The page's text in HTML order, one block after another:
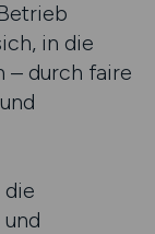
in die
– durch faire